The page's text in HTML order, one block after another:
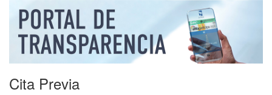
Cita Previa